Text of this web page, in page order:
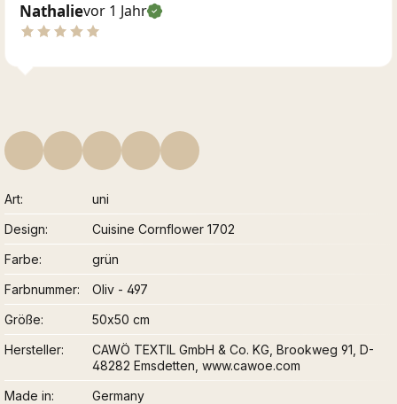
Nathalievor 1 Jahr
Art
uni
Design
Cuisine Cornflower 1702
Farbe
grün
Farbnummer
Oliv - 497
Größe
50x50 cm
Hersteller
CAWÖ TEXTIL GmbH & Co. KG, Brookweg 91, D-
48282 Emsdetten, www.cawoe.com
Made in
Germany